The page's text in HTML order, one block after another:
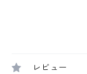
レビュー